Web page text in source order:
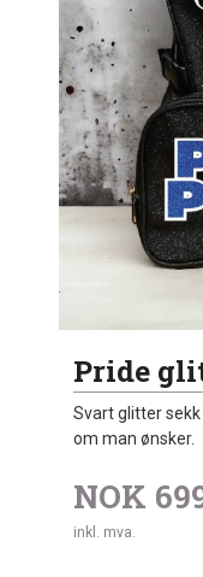
Pride
Svart glitter
om man ønsker.
NOK
inkl. mva.